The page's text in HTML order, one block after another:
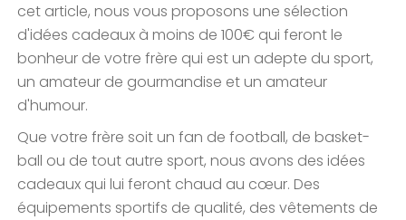
cet article, nous vous proposons une sélection
d'idées cadeaux à moins de 100€ qui feront le
bonheur de votre frère qui est un adepte du sport,
un amateur de gourmandise et un amateur
d'humour.
Que votre frère soit un fan de football, de basket-
ball ou de tout autre sport, nous avons des idées
cadeaux qui lui feront chaud au cœur. Des
équipements sportifs de qualité, des vêtements de